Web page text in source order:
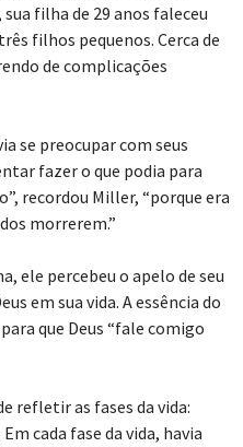
filha de 29 anos faleceu
filhos pequenos. Cerca de
de complicações
se preocupar com seus
fazer o que podia para
recordou Miller, “porque era
morrerem.”
ele percebeu o apelo de seu
em sua vida. A essência do
que Deus “fale comigo
refletir as fases da vida:
cada fase da vida, havia